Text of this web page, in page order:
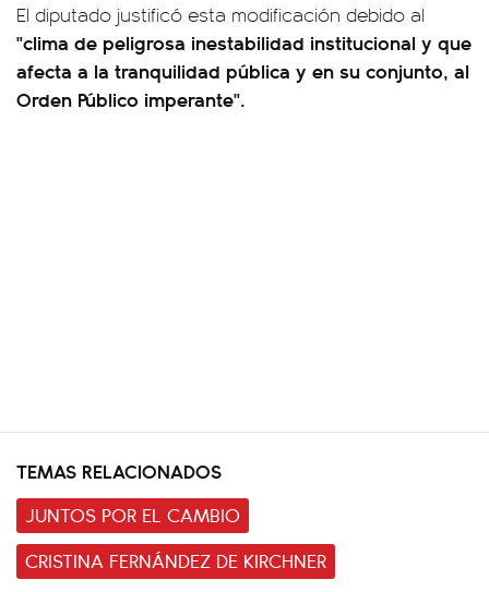
El diputado justificó esta modificación debido al
"clima de peligrosa inestabilidad institucional y que
afecta a la tranquilidad pública y en su conjunto, al
Orden Público imperante".
TEMAS RELACIONADOS
JUNTOS POR EL CAMBIO
CRISTINA FERNÁNDEZ DE KIRCHNER